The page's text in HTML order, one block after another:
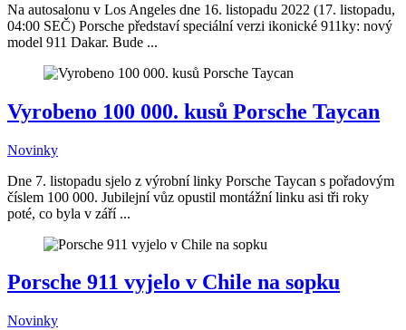
Na autosalonu v Los Angeles dne 16. listopadu 2022 (17. listopadu,
04:00 SEČ) Porsche představí speciální verzi ikonické 911ky: nový
model 911 Dakar. Bude ...
Vyrobeno 100 000. kusů Porsche Taycan
Novinky
Dne 7. listopadu sjelo z výrobní linky Porsche Taycan s pořadovým
číslem 100 000. Jubilejní vůz opustil montážní linku asi tři roky
poté, co byla v září ...
Porsche 911 vyjelo v Chile na sopku
Novinky